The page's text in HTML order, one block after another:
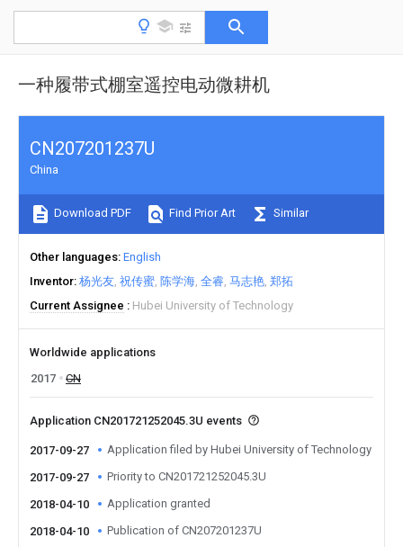
一种履带式棚室遥控电动微耕机
CN207201237U
China
Download PDF Find Prior Art Similar
Other languages English
Inventor 杨光友 祝传蜜 陈学海 全睿 马志艳 郑拓
Current Assignee
Hubei University of Technology
Worldwide applications
2017
CN
Application CN201721252045.3U events
2017-09-27 Application filed by Hubei University of Technology
2017-09-27 Priority to CN201721252045.3U
2018-04-10 Application granted
2018-04-10 Publication of CN207201237U